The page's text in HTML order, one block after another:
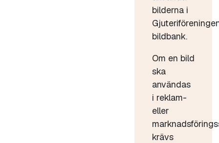
bilderna i
bildbank.
Om en bild
ska
användas
i reklam-
eller
krävs